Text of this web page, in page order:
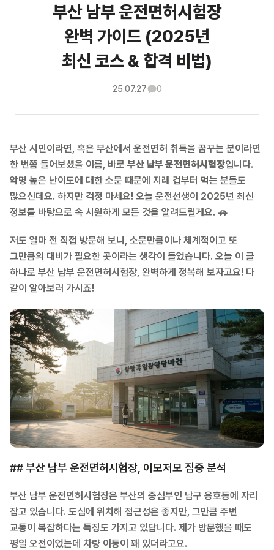
부산 남부 운전면허시험장
완벽 가이드 (2025년
최신 코스 & 합격 비법)
25.07.27 0
부산 시민이라면, 혹은 부산에서 운전면허 취득을 꿈꾸는 분이라면
한 번쯤 들어보셨을 이름, 바로 부산 남부 운전면허시험장입니다.
악명 높은 난이도에 대한 소문 때문에 지레 겁부터 먹는 분들도
많으신데요. 하지만 걱정 마세요! 오늘 운전선생이 2025년 최신
정보를 바탕으로 속 시원하게 모든 것을 알려드릴게요. 🚗
저도 얼마 전 직접 방문해 보니, 소문만큼이나 체계적이고 또
그만큼의 대비가 필요한 곳이라는 생각이 들었습니다. 오늘 이 글
하나로 부산 남부 운전면허시험장, 완벽하게 정복해 보자고요! 다
같이 알아보러 가시죠!
## 부산 남부 운전면허시험장, 이모저모 집중 분석
부산 남부 운전면허시험장은 부산의 중심부인 남구 용호동에 자리
잡고 있습니다. 도심에 위치해 접근성은 좋지만, 그만큼 주변
교통이 복잡하다는 특징도 가지고 있답니다. 제가 방문했을 때도
평일 오전이었는데 차량 이동이 꽤 있더라고요.